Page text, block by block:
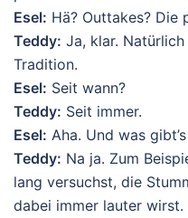
Esel: Hä? Outtakes? Die
Teddy: Ja, klar.
Tradition.
Esel: Seit wann?
Teddy: Seit immer.
Esel: Aha. Und was
Teddy: Na ja. Zum
lang versuchst, die
dabei immer lauter wirst.